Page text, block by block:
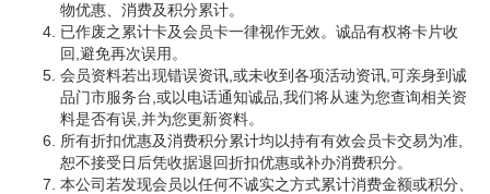
物优惠、消费及积分累计。
已作废之累计卡及会员卡一律视作无效。诚品有权将卡片收
回,避免再次误用。
会员资料若出现错误资讯,或未收到各项活动资讯,可亲身到诚
品门市服务台,或以电话通知诚品,我们将从速为您查询相关资
料是否有误,并为您更新资料。
所有折扣优惠及消费积分累计均以持有有效会员卡交易为准,
恕不接受日后凭收据退回折扣优惠或补办消费积分。
本公司若发现会员以任何不诚实之方式累计消费金额或积分、